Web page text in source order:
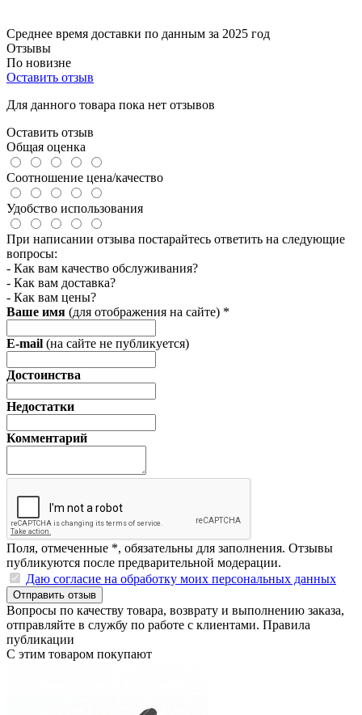
Среднее время доставки по данным за 2025 год
Отзывы
По новизне
Оставить отзыв
Для данного товара пока нет отзывов
Оставить отзыв
Общая оценка
Соотношение цена/качество
Удобство использования
При написании отзыва постарайтесь ответить на следующие
вопросы:
- Как вам качество обслуживания?
- Как вам доставка?
- Как вам цены?
Ваше имя (для отображения на сайте) *
E-mail (на сайте не публикуется)
Достоинства
Недостатки
Комментарий
Поля, отмеченные *, обязательны для заполнения. Отзывы
публикуются после предварительной модерации.
Даю согласие на обработку моих персональных данных
Отправить отзыв
Вопросы по качеству товара, возврату и выполнению заказа,
отправляйте в службу по работе с клиентами. Правила
публикации
С этим товаром покупают